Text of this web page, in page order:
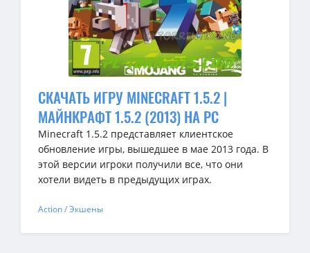
СКАЧАТЬ ИГРУ MINECRAFT 1.5.2 |
МАЙНКРАФТ 1.5.2 (2013) НА PC
Minecraft 1.5.2 представляет клиентское
обновление игры, вышедшее в мае 2013 года. В
этой версии игроки получили все, что они
хотели видеть в предыдущих играх.
Action / Экшены